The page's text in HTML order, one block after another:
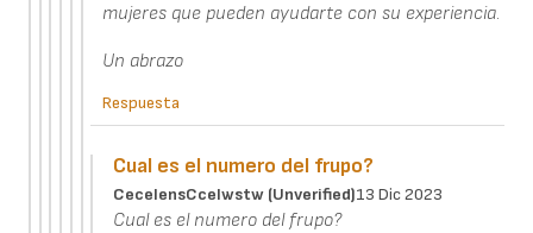
mujeres que pueden ayudarte con su experiencia.
Un abrazo
Respuesta
Cual es el numero del frupo?
CecelensCcelwstw (unverified)13 Dic 2023
Cual es el numero del frupo?